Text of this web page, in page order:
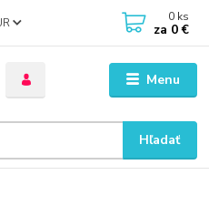
Menu
Hľadať
0 ks
za 0 €